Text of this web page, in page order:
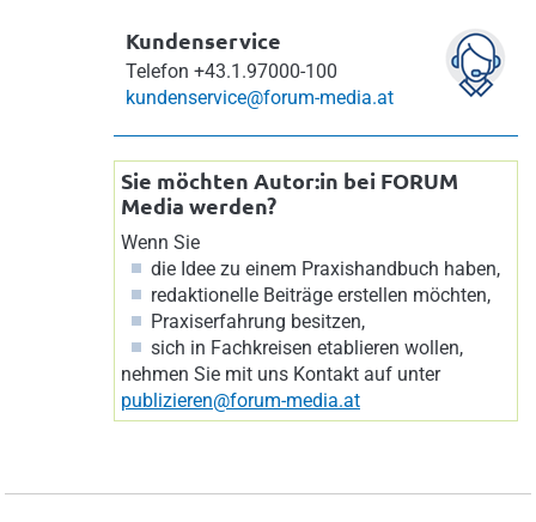
Kundenservice
Telefon +43.1.97000-100
kundenservice@forum-media.at
Sie möchten Autor:in bei FORUM
Media werden?
Wenn Sie
die Idee zu einem Praxishandbuch haben,
redaktionelle Beiträge erstellen möchten,
Praxiserfahrung besitzen,
sich in Fachkreisen etablieren wollen,
nehmen Sie mit uns Kontakt auf unter
publizieren@forum-media.at